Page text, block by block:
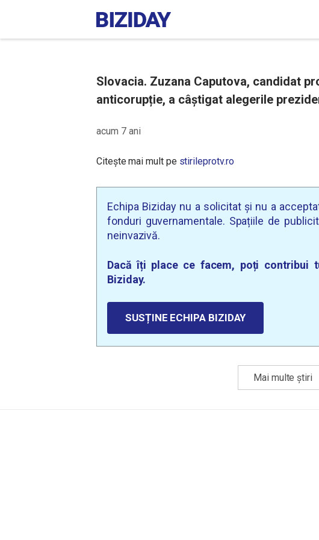
Slovacia. Zuzana Caputova, candidat
anticorupție, a câștigat alegerile
acum 7 ani
Citește mai mult pe stirileprotv.ro
Echipa Biziday nu a solicitat și nu a
fonduri guvernamentale. Spațiile de
neinvazivă.
Dacă îți place ce facem, poți contribui
Biziday.
SUSȚINE ECHIPA BIZIDAY
Mai multe știri